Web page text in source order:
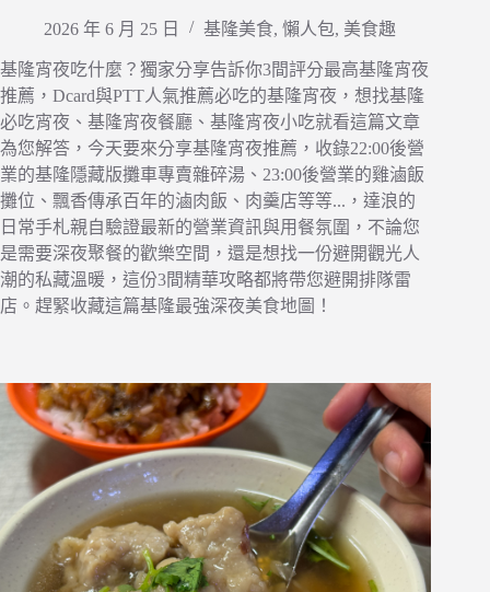
2026 年 6 月 25 日 基隆美食, 懶人包, 美食趣
基隆宵夜吃什麼？獨家分享告訴你3間評分最高基隆宵夜
推薦，Dcard與PTT人氣推薦必吃的基隆宵夜，想找基隆
必吃宵夜、基隆宵夜餐廳、基隆宵夜小吃就看這篇文章
為您解答，今天要來分享基隆宵夜推薦，收錄22:00後營
業的基隆隱藏版攤車專賣雜碎湯、23:00後營業的雞滷飯
攤位、飄香傳承百年的滷肉飯、肉羹店等等...，達浪的
日常手札親自驗證最新的營業資訊與用餐氛圍，不論您
是需要深夜聚餐的歡樂空間，還是想找一份避開觀光人
潮的私藏溫暖，這份3間精華攻略都將帶您避開排隊雷
店。趕緊收藏這篇基隆最強深夜美食地圖！